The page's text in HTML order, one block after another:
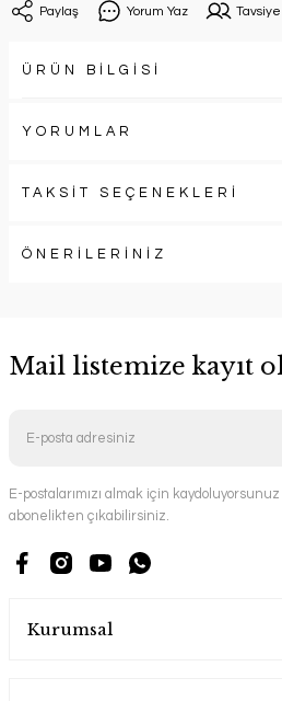
Paylaş Yorum Yaz
ÜRÜN BİLGİSİ
YORUMLAR
TAKSİT SEÇENEKLERİ
ÖNERİLERİNİZ
Mail listemize kayıt
E-postalarımızı almak için
abonelikten çıkabilirsiniz.
Kurumsal